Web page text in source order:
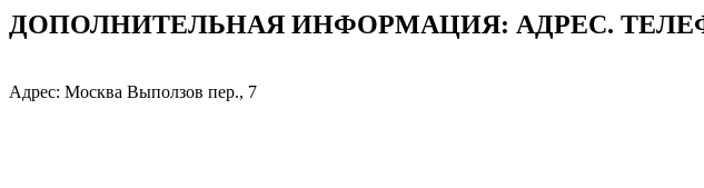
ДОПОЛНИТЕЛЬНАЯ ИНФОРМАЦИЯ: АДРЕC.
Адрес: Москва Выползов пер., 7